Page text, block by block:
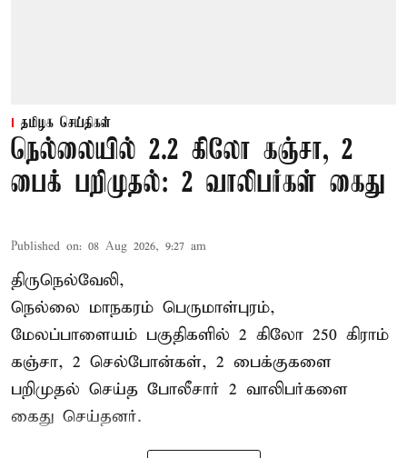
தமிழக செய்திகள்
நெல்லையில் 2.2 கிலோ கஞ்சா, 2
பைக் பறிமுதல்: 2 வாலிபர்கள் கைது
Published on: 08 Aug 2026, 9:27 am
திருநெல்வேலி,
நெல்லை மாநகரம் பெருமாள்புரம்,
மேலப்பாளையம் பகுதிகளில் 2 கிலோ 250 கிராம்
கஞ்சா, 2 செல்போன்கள், 2 பைக்குகளை
பறிமுதல் செய்த போலீசார் 2 வாலிபர்களை
கைது செய்தனர்.